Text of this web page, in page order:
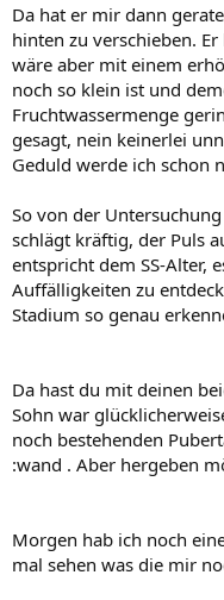
Da hat er mir dann
hinten zu verschieben.
wäre aber mit einem
noch so klein ist und
Fruchtwassermenge
gesagt, nein keinerlei
Geduld werde ich schon
So von der
schlägt kräftig, der Puls
entspricht dem SS-Alter,
Auffälligkeiten zu
Stadium so genau
Da hast du mit deinen
Sohn war
noch bestehenden
:wand . Aber hergeben
Morgen hab ich noch
mal sehen was die mir